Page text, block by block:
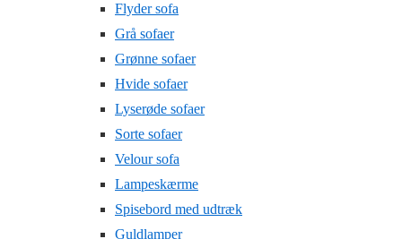
Flyder sofa
Grå sofaer
Grønne sofaer
Hvide sofaer
Lyserøde sofaer
Sorte sofaer
Velour sofa
Lampeskærme
Spisebord med udtræk
Guldlamper